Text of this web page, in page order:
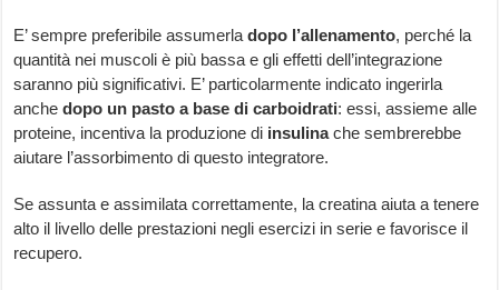
E’ sempre preferibile assumerladopo l’allenamento, perché la
quantità nei muscoli è più bassa e gli effetti dell’integrazione
saranno più significativi. E’ particolarmente indicato ingerirla
anchedopo un pasto a base di carboidrati: essi, assieme alle
proteine, incentiva la produzione di insulinache sembrerebbe
aiutare l’assorbimento di questo integratore.
Se assunta e assimilata correttamente, la creatina aiuta a tenere
alto il livello delle prestazioni negli esercizi in serie e favorisce il
recupero.